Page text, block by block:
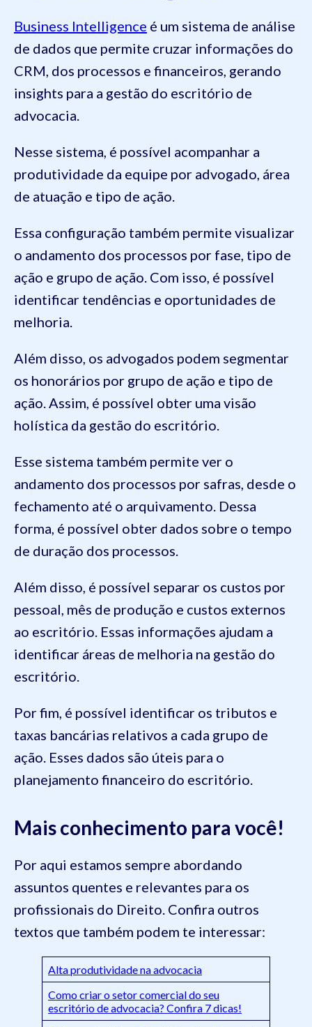
Business Intelligence é um sistema de análise
de dados que permite cruzar informações do
CRM, dos processos e financeiros, gerando
insights para a gestão do escritório de
advocacia.
Nesse sistema, é possível acompanhar a
produtividade da equipe por advogado, área
de atuação e tipo de ação.
Essa configuração também permite visualizar
o andamento dos processos por fase, tipo de
ação e grupo de ação. Com isso, é possível
identificar tendências e oportunidades de
melhoria.
Além disso, os advogados podem segmentar
os honorários por grupo de ação e tipo de
ação. Assim, é possível obter uma visão
holística da gestão do escritório.
Esse sistema também permite ver o
andamento dos processos por safras, desde o
fechamento até o arquivamento. Dessa
forma, é possível obter dados sobre o tempo
de duração dos processos.
Além disso, é possível separar os custos por
pessoal, mês de produção e custos externos
ao escritório. Essas informações ajudam a
identificar áreas de melhoria na gestão do
escritório.
Por fim, é possível identificar os tributos e
taxas bancárias relativos a cada grupo de
ação. Esses dados são úteis para o
planejamento financeiro do escritório.
Mais conhecimento para você!
Por aqui estamos sempre abordando
assuntos quentes e relevantes para os
profissionais do Direito. Confira outros
textos que também podem te interessar:
Alta produtividade na advocacia
Como criar o setor comercial do seu
escritório de advocacia? Confira 7 dicas!